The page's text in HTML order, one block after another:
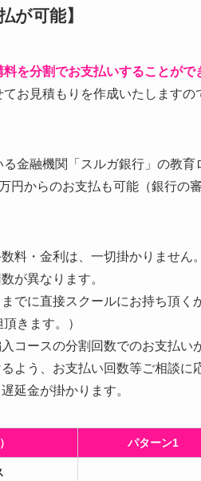
が可能】
料を分割でお支払いすることがで
お見積もりを作成いたしますの
る金融機関「スルガ銀行」の教育
円からのお支払も可能（銀行の
料・金利は、一切掛かりません。
が異なります。
でに直接スクールにお持ち頂く
きます。）
コースの分割回数でのお支払い
よう、お支払い回数等ご相談に
延金が掛かります。
パターン1